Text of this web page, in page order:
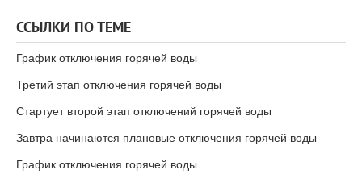
ССЫЛКИ ПО ТЕМЕ
График отключения горячей воды
Третий этап отключения горячей воды
Стартует второй этап отключений горячей воды
Завтра начинаются плановые отключения горячей воды
График отключения горячей воды